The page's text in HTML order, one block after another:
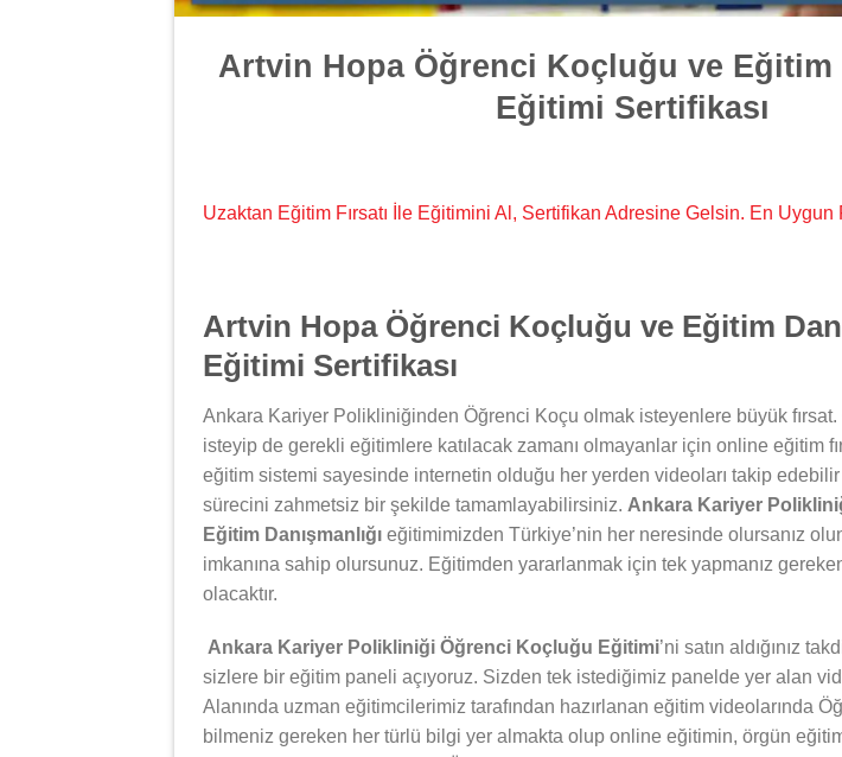
Artvin Hopa Öğrenci Koçluğu ve Eğitim
Eğitimi Sertifikası
Uzaktan Eğitim Fırsatı İle Eğitimini Al, Sertifikan Adresine Gelsin. En Uygun
Artvin Hopa Öğrenci Koçluğu ve Eğitim
Eğitimi Sertifikası
Ankara Kariyer Polikliniğinden Öğrenci Koçu olmak isteyenlere büyük
isteyip de gerekli eğitimlere katılacak zamanı olmayanlar için online eğitim
eğitim sistemi sayesinde internetin olduğu her yerden videoları takip edebilir
sürecini zahmetsiz bir şekilde tamamlayabilirsiniz. Ankara Kariyer
Eğitim Danışmanlığı eğitimimizden Türkiye’nin her neresinde olursanız
imkanına sahip olursunuz. Eğitimden yararlanmak için tek yapmanız
olacaktır.
Ankara Kariyer Polikliniği Öğrenci Koçluğu Eğitimi’ni satın aldığınız
sizlere bir eğitim paneli açıyoruz. Sizden tek istediğimiz panelde yer alan
Alanında uzman eğitimcilerimiz tarafından hazırlanan eğitim videolarında
bilmeniz gereken her türlü bilgi yer almakta olup online eğitimin, örgün